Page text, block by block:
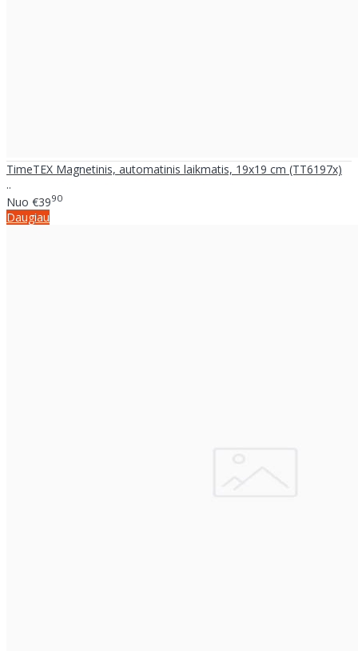
TimeTEX Magnetinis, automatinis laikmatis, 19x19 cm (TT6197x)
..
Nuo €3990
Daugiau